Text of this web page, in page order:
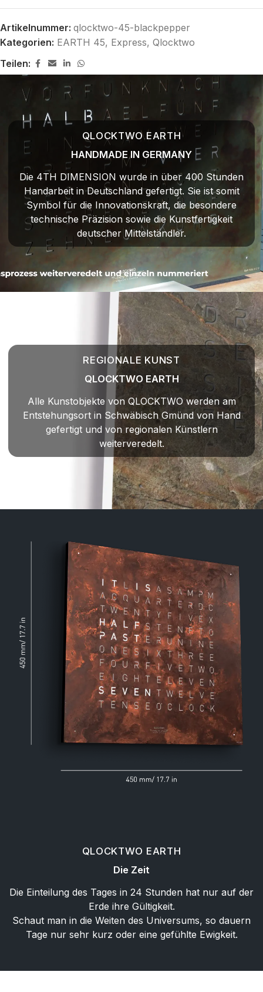
Artikelnummer: qlocktwo-45-blackpepper
Kategorien: EARTH 45, Express, Qlocktwo
Teilen:
QLOCKTWO EARTH
HANDMADE IN GERMANY
Die 4TH DIMENSION wurde in über 400 Stunden
Handarbeit in Deutschland gefertigt. Sie ist somit
Symbol für die Innovationskraft, die besondere
technische Präzision sowie die Kunstfertigkeit
deutscher Mittelständler.
REGIONALE KUNST
QLOCKTWO EARTH
Alle Kunstobjekte von QLOCKTWO werden am
Entstehungsort in Schwäbisch Gmünd von Hand
gefertigt und von regionalen Künstlern
weiterveredelt.
QLOCKTWO EARTH
Die Zeit
Die Einteilung des Tages in 24 Stunden hat nur auf der
Erde ihre Gültigkeit.
Schaut man in die Weiten des Universums, so dauern
Tage nur sehr kurz oder eine gefühlte Ewigkeit.